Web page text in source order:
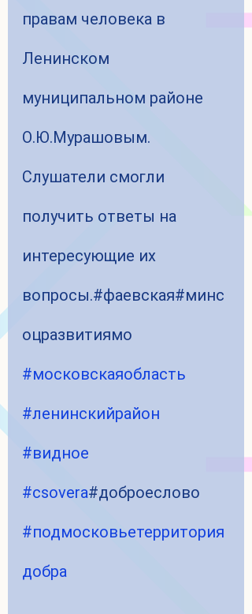
правам человека в
Ленинском
муниципальном районе
О.Ю.Мурашовым.
Слушатели смогли
получить ответы на
интересующие их
вопросы.#фаевская#минс
оцразвитиямо
#московскаяобласть
#ленинскийрайон
#видное
#csovera#доброеслово
#подмосковьетерритория
добра